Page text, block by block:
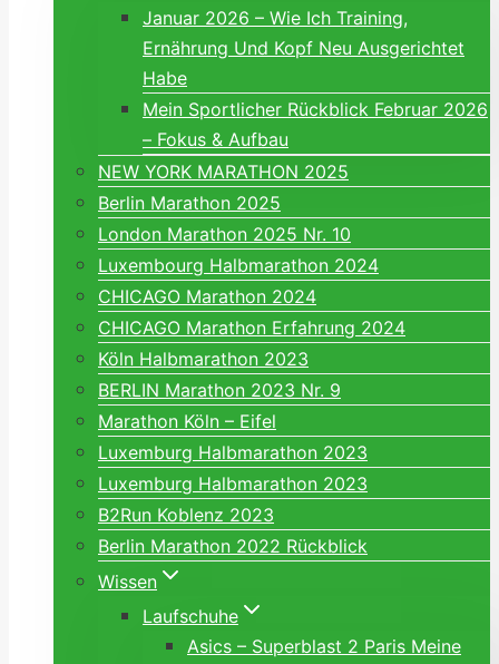
Januar 2026 – Wie Ich Training,
Ernährung Und Kopf Neu Ausgerichtet
Habe
Mein Sportlicher Rückblick Februar 2026
– Fokus & Aufbau
NEW YORK MARATHON 2025
Berlin Marathon 2025
London Marathon 2025 Nr. 10
Luxembourg Halbmarathon 2024
CHICAGO Marathon 2024
CHICAGO Marathon Erfahrung 2024
Köln Halbmarathon 2023
BERLIN Marathon 2023 Nr. 9
Marathon Köln – Eifel
Luxemburg Halbmarathon 2023
Luxemburg Halbmarathon 2023
B2Run Koblenz 2023
Berlin Marathon 2022 Rückblick
Wissen
Laufschuhe
Asics – Superblast 2 Paris Meine